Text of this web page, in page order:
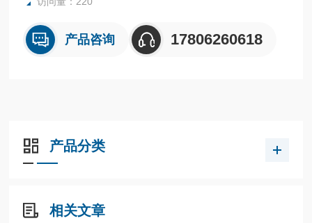
产品咨询 17806260618
产品分类
相关文章